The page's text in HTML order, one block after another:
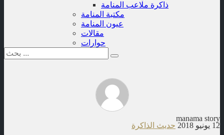
ذاكرة ملاعب المنامة
مكتبة المنامة
عيون المنامة
مقالات
حوارات
manama story
12 يونيو 2018
حديث الذاكرة